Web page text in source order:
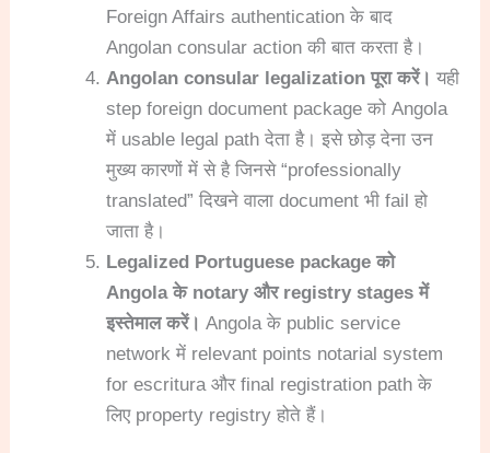
Foreign Affairs authentication के बाद
Angolan consular action की बात करता है।
Angolan consular legalization पूरा करें। यही
step foreign document package को Angola
में usable legal path देता है। इसे छोड़ देना उन
मुख्य कारणों में से है जिनसे “professionally
translated” दिखने वाला document भी fail हो
जाता है।
Legalized Portuguese package को
Angola के notary और registry stages में
इस्तेमाल करें। Angola के public service
network में relevant points notarial system
for escritura और final registration path के
लिए property registry होते हैं।